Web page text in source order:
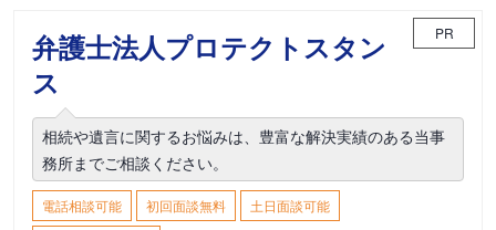
弁護士法人プロテクトスタン
ス
PR
相続や遺言に関するお悩みは、豊富な解決実績のある当事
務所までご相談ください。
電話相談可能 初回面談無料
土日面談可能